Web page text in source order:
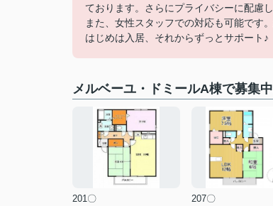
ております。さらにプライバシーに配慮
また、女性スタッフでの対応も可能です
はじめは入居、それからずっとサポート♪
メルベーユ・ドミールA棟で募集
201〇
207〇